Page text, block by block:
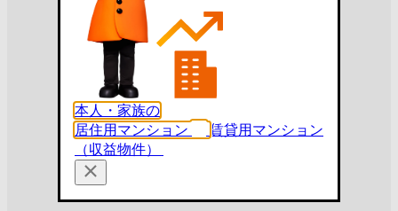
本人・家族の
居住用マンション
賃貸用マンション
（収益物件）